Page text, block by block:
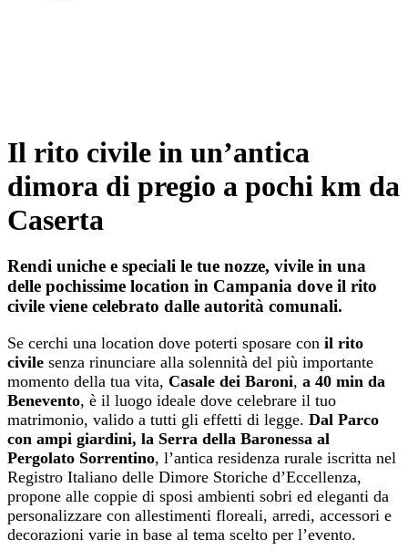
Il rito civile in un’antica
dimora di pregio a pochi km da
Caserta
Rendi uniche e speciali le tue nozze, vivile in una
delle pochissime location in Campania dove il rito
civile viene celebrato dalle autorità comunali.
Se cerchi una location dove poterti sposare con il rito
civile senza rinunciare alla solennità del più importante
momento della tua vita, Casale dei Baroni, a 40 min da
Benevento, è il luogo ideale dove celebrare il tuo
matrimonio, valido a tutti gli effetti di legge. Dal Parco
con ampi giardini, la Serra della Baronessa al
Pergolato Sorrentino, l’antica residenza rurale iscritta nel
Registro Italiano delle Dimore Storiche d’Eccellenza,
propone alle coppie di sposi ambienti sobri ed eleganti da
personalizzare con allestimenti floreali, arredi, accessori e
decorazioni varie in base al tema scelto per l’evento.